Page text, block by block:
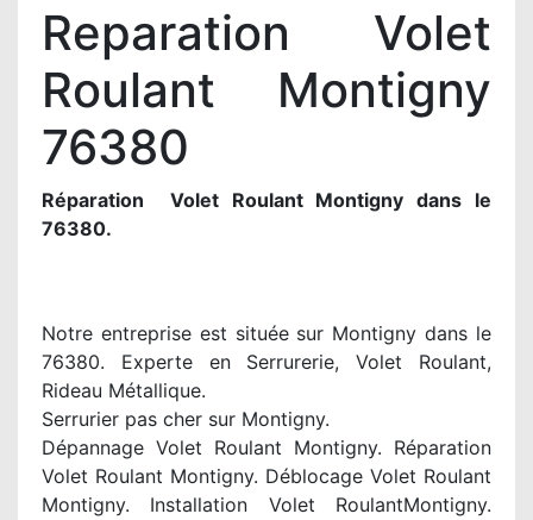
Reparation Volet
Roulant Montigny
76380
Réparation Volet Roulant Montigny dans le
76380.
Notre entreprise est située sur Montigny dans le
76380. Experte en Serrurerie, Volet Roulant,
Rideau Métallique.
Serrurier pas cher sur Montigny.
Dépannage Volet Roulant Montigny. Réparation
Volet Roulant Montigny. Déblocage Volet Roulant
Montigny. Installation Volet RoulantMontigny.